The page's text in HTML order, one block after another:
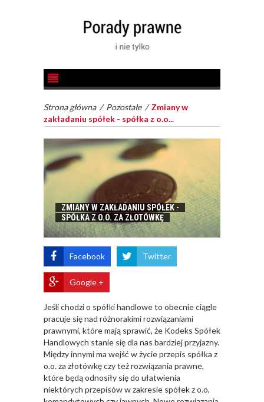
Strona główna / Pozostałe / Zmiany w
zakładaniu spółek - spółka z o.o...
ZMIANY W ZAKŁADANIU SPÓŁEK -
SPÓŁKA Z O.O. ZA ZŁOTÓWKĘ
Facebook Twitter
Google +
Jeśli chodzi o spółki handlowe to obecnie ciągle
pracuje się nad różnorakimi rozwiązaniami
prawnymi, które mają sprawić, że Kodeks Spółek
Handlowych stanie się dla nas bardziej przyjazny.
Między innymi ma wejść w życie przepis spółka z
o.o. za złotówkę czy też rozwiązania prawne,
które będą odnosiły się do ułatwienia
niektórych przepisów w zakresie spółek z o.o,